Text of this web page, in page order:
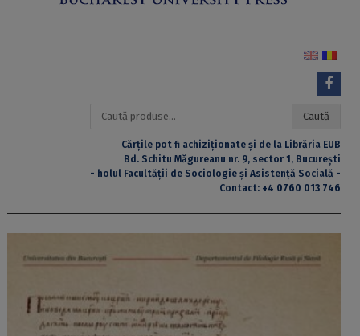
Caută
Caută
Cărțile pot fi achiziționate și de la Librăria EUB
Bd. Schitu Măgureanu nr. 9, sector 1, București
- holul Facultății de Sociologie și Asistență Socială -
Contact: +4 0760 013 746